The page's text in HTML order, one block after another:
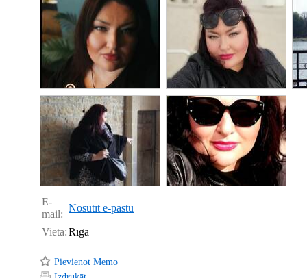
E-
mail:
Nosūtīt e-pastu
Vieta:Rīga
Pievienot Memo